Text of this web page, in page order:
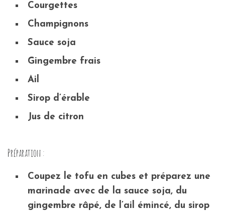
Courgettes
Champignons
Sauce soja
Gingembre frais
Ail
Sirop d’érable
Jus de citron
Préparation :
Coupez le tofu en cubes et préparez une
marinade avec de la sauce soja, du
gingembre râpé, de l’ail émincé, du sirop